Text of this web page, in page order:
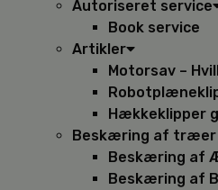
Autoriseret service
Book service
Artikler
Motorsav –
Hækkeklipper
Beskæring af træer
Beskæring af
Beskæring af